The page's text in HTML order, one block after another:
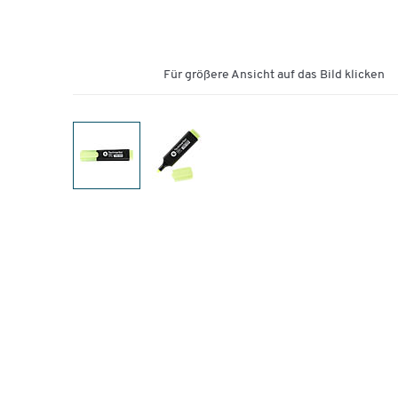
Für größere Ansicht auf das Bild klicken